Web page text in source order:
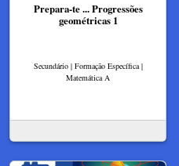
Prepara-te ... Progressões
geométricas 1
Secundário | Formação Específica |
Matemática A